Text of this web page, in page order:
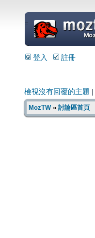
=
登入 註冊
檢視沒有回覆的主題
MozTW» 討論區首頁